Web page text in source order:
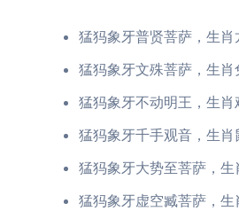
猛犸象牙普贤菩萨，生
猛犸象牙文殊菩萨，生肖
猛犸象牙不动明王，生肖
猛犸象牙千手观音，生肖
猛犸象牙大势至菩萨，生
猛犸象牙虚空臧菩萨，